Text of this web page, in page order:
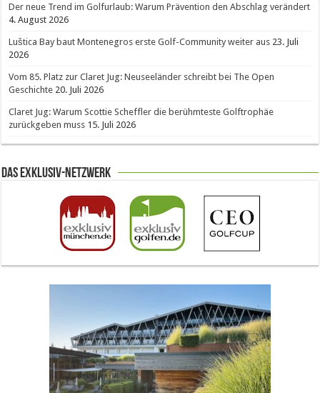
Der neue Trend im Golfurlaub: Warum Prävention den Abschlag verändert
4. August 2026
Luštica Bay baut Montenegros erste Golf-Community weiter aus 23. Juli
2026
Vom 85. Platz zur Claret Jug: Neuseeländer schreibt bei The Open
Geschichte 20. Juli 2026
Claret Jug: Warum Scottie Scheffler die berühmteste Golftrophäe
zurückgeben muss 15. Juli 2026
Das Exklusiv-Netzwerk